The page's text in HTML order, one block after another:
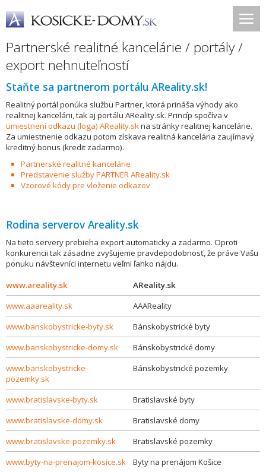
Partnerské realitné kancelárie / portály /
export nehnuteľností
Staňte sa partnerom portálu AReality.sk!
Realitný portál ponúka službu Partner, ktorá prináša výhody ako
realitnej kancelárii, tak aj portálu AReality.sk. Princíp spočíva v
umiestnení odkazu (loga) AReality.skna stránky realitnej kancelárie.
Za umiestnenie odkazu potom získava realitná kancelária zaujímavý
kreditný bonus (kredit zadarmo).
Partnerské realitné kancelárie
Predstavenie služby PARTNER AReality.sk
Vzorové kódy pre vloženie odkazov
Rodina serverov Areality.sk
Na tieto servery prebieha export automaticky a zadarmo. Oproti
konkurencii tak zásadne zvyšujeme pravdepodobnosť, že práve Vašu
ponuku návštevníci internetu veľmi ľahko nájdu.
www.areality.sk
AReality.sk
www.aaareality.sk
AAAReality
www.banskobystricke-byty.sk
Bánskobystrické byty
www.banskobystricke-domy.sk
Bánskobystrické domy
www.banskobystricke-
pozemky.sk
Bánskobystrické pozemky
www.bratislavske-byty.sk
Bratislavské byty
www.bratislavske-domy.sk
Bratislavské domy
www.bratislavske-pozemky.sk
Bratislavské pozemky
www.byty-na-prenajom-kosice.sk
Byty na prenájom Košice